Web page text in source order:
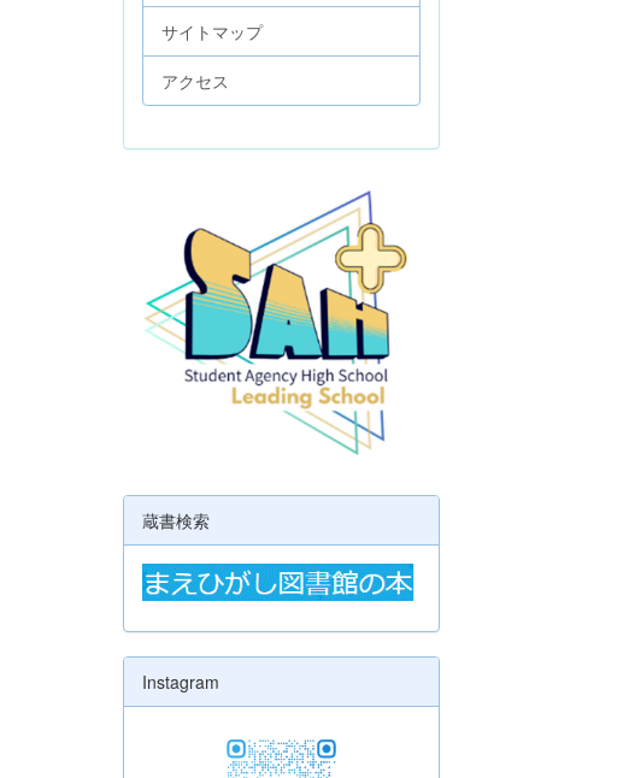
サイトマップ
アクセス
蔵書検索
Instagram